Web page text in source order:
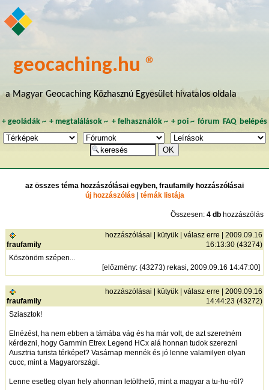
geocaching.hu ®
a Magyar Geocaching Közhasznú Egyesület hivatalos oldala
+ geoládák~ +megtalálások ~ + felhasználók~ + poi~ fórum FAQ belépés
az összes téma hozzászólásai egyben, fraufamily hozzászólásai
új hozzászólás | témák listája
Összesen:4 db hozzászólás
fraufamily
hozzászólásai |kütyük |válasz erre | 2009.09.16
16:13:30 (43274)
Köszönöm szépen...
[előzmény: (43273) rekasi, 2009.09.16 14:47:00]
fraufamily
hozzászólásai |kütyük |válasz erre | 2009.09.16
14:44:23 (43272)
Sziasztok!
Elnézést, ha nem ebben a támába vág és ha már volt, de azt szeretném
kérdezni, hogy Garnmin Etrex Legend HCx alá honnan tudok szerezni
Ausztria turista térképet? Vasárnap mennék és jó lenne valamilyen olyan
cucc, mint a Magyarországi.
Lenne esetleg olyan hely ahonnan letölthető, mint a magyar a tu-hu-ról?